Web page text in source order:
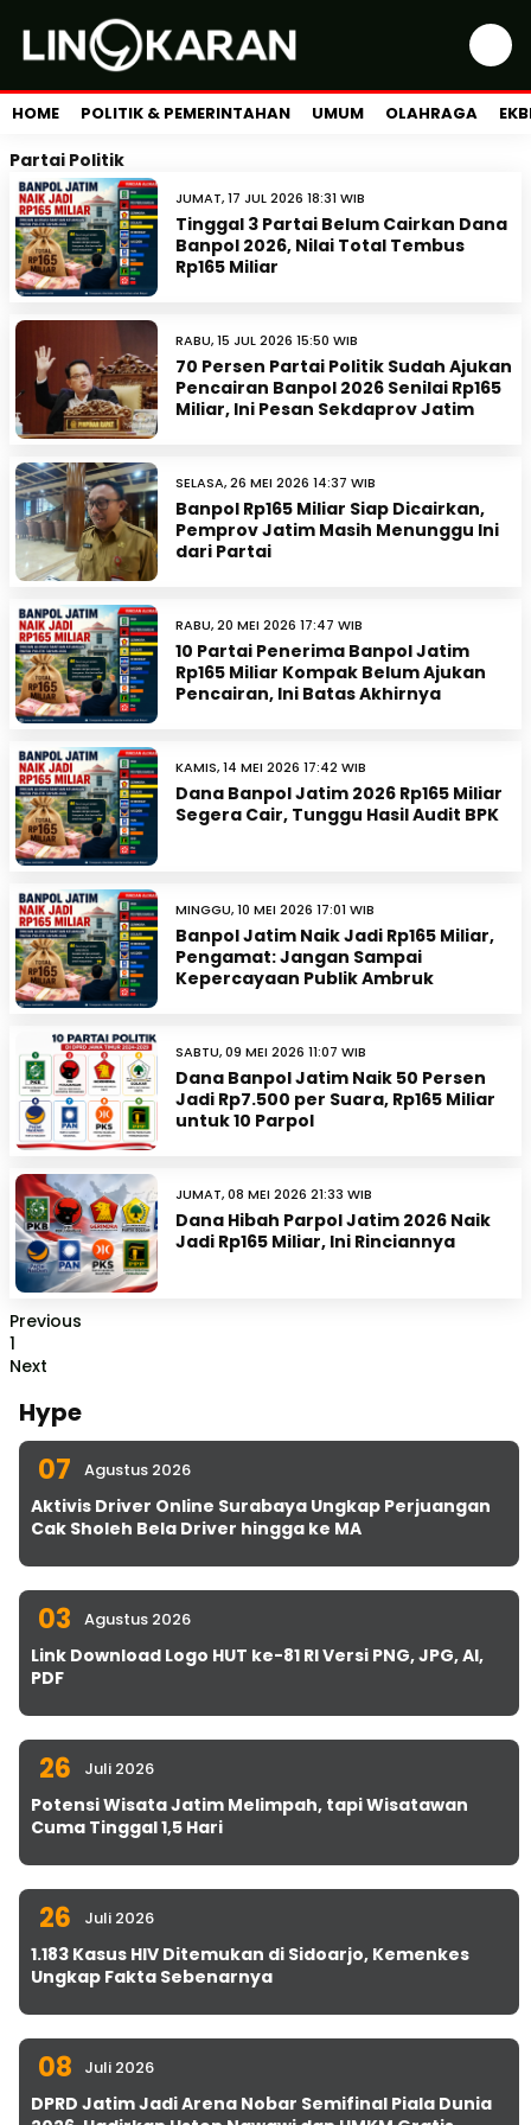
HOME POLITIK & PEMERINTAHAN UMUM OLAHRAGA
Partai Politik
JUMAT, 17 JUL 2026 18:31 WIB
Tinggal 3 Partai Belum Cairkan Dana
Banpol 2026, Nilai Total Tembus
Rp165 Miliar
RABU, 15 JUL 2026 15:50 WIB
70 Persen Partai Politik Sudah Ajukan
Pencairan Banpol 2026 Senilai Rp165
Miliar, Ini Pesan Sekdaprov Jatim
SELASA, 26 MEI 2026 14:37 WIB
Banpol Rp165 Miliar Siap Dicairkan,
Pemprov Jatim Masih Menunggu Ini
dari Partai
RABU, 20 MEI 2026 17:47 WIB
10 Partai Penerima Banpol Jatim
Rp165 Miliar Kompak Belum Ajukan
Pencairan, Ini Batas Akhirnya
KAMIS, 14 MEI 2026 17:42 WIB
Dana Banpol Jatim 2026 Rp165 Miliar
Segera Cair, Tunggu Hasil Audit BPK
MINGGU, 10 MEI 2026 17:01 WIB
Banpol Jatim Naik Jadi Rp165 Miliar,
Pengamat: Jangan Sampai
Kepercayaan Publik Ambruk
SABTU, 09 MEI 2026 11:07 WIB
Dana Banpol Jatim Naik 50 Persen
Jadi Rp7.500 per Suara, Rp165 Miliar
untuk 10 Parpol
JUMAT, 08 MEI 2026 21:33 WIB
Dana Hibah Parpol Jatim 2026 Naik
Jadi Rp165 Miliar, Ini Rinciannya
Previous
1
Next
Hype
07 Agustus 2026
Aktivis Driver Online Surabaya Ungkap Perjuangan
Cak Sholeh Bela Driver hingga ke MA
03 Agustus 2026
Link Download Logo HUT ke-81 RI Versi PNG, JPG, AI,
PDF
26 Juli 2026
Potensi Wisata Jatim Melimpah, tapi Wisatawan
Cuma Tinggal 1,5 Hari
26 Juli 2026
1.183 Kasus HIV Ditemukan di Sidoarjo, Kemenkes
Ungkap Fakta Sebenarnya
08 Juli 2026
DPRD Jatim Jadi Arena Nobar Semifinal Piala Dunia